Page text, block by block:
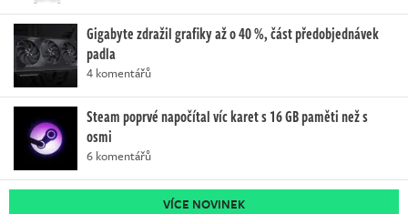
Gigabyte zdražil grafiky až o 40 %, část předobjednávek
padla
4 komentářů
Steam poprvé napočítal víc karet s 16 GB paměti než s
osmi
6 komentářů
VÍCE NOVINEK